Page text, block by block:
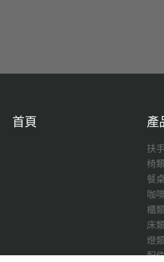
首頁 產
扶
椅類
餐
咖
櫃類
床類
燈類
配